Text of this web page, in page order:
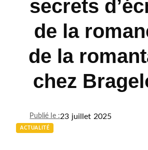
secrets
de la
de la
chez
Publié le :23 juillet 2025
ACTUALITÉ